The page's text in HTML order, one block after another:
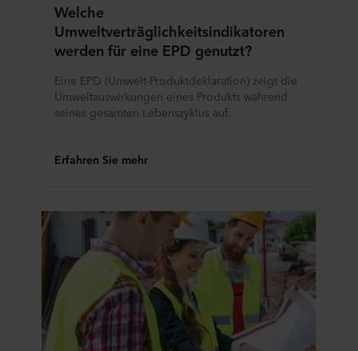
Welche
Umweltverträglichkeitsindikatoren
werden für eine EPD genutzt?
Eine EPD (Umwelt-Produktdeklaration) zeigt die
Umweltauswirkungen eines Produkts während
seines gesamten Lebenszyklus auf.
Erfahren Sie mehr